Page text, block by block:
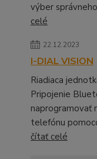
výber
celé
22.12.2023
I-DIAL VISION
Riadiaca
Pripojenie
naprogramovať
telefónu
čítať celé